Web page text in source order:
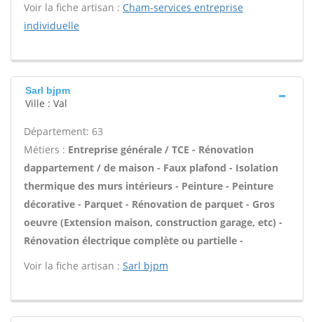
Voir la fiche artisan : Cham-services entreprise
individuelle
Sarl bjpm
Ville : Val
Département: 63
Métiers : Entreprise générale / TCE - Rénovation
dappartement / de maison - Faux plafond - Isolation
thermique des murs intérieurs - Peinture - Peinture
décorative - Parquet - Rénovation de parquet - Gros
oeuvre (Extension maison, construction garage, etc) -
Rénovation électrique complète ou partielle -
Voir la fiche artisan : Sarl bjpm